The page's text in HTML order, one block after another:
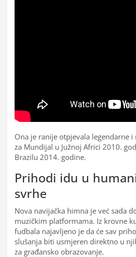
Ona je ranije otpjevala legendarne
za Mundijal u Južnoj Africi 2010.
Brazilu 2014. godine.
Prihodi idu u
svrhe
Nova navijačka himna je već sada
muzičkim platformama. Iz krovne
fudbala najavljeno je da će sav
slušanja biti usmjeren direktno u
za građansko obrazovanje.